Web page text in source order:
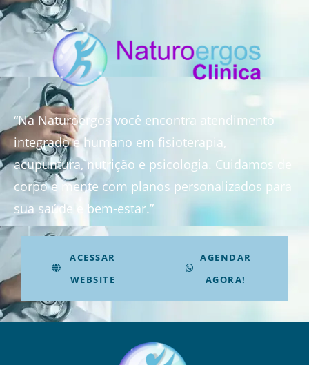
“Na Naturoergos você encontra atendimento
integrado e humano em fisioterapia,
acupuntura, nutrição e psicologia. Cuidamos de
corpo e mente com planos personalizados para
sua saúde e bem-estar.”
ACESSAR
WEBSITE
AGENDAR
AGORA!